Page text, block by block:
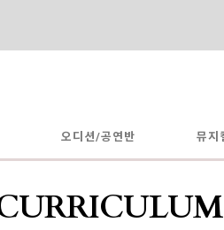
오디션/공연반 뮤지